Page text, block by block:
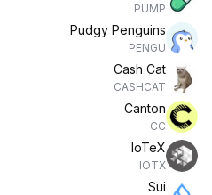
PUMP
Pudgy Penguins
PENGU
Cash Cat
CASHCAT
Canton
CC
IoTeX
IOTX
Sui